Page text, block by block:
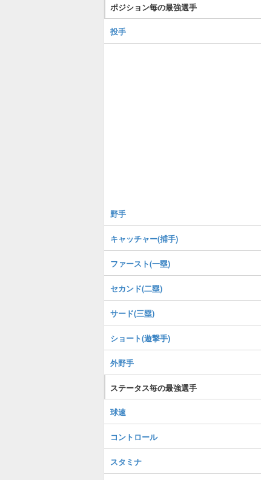
ポジション毎の最強選手
投手
野手
キャッチャー(捕手)
ファースト(一塁)
セカンド(二塁)
サード(三塁)
ショート(遊撃手)
外野手
ステータス毎の最強選手
球速
コントロール
スタミナ